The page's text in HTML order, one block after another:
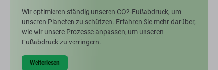
Wir optimieren ständig unseren CO2-Fußabdruck, um
unseren Planeten zu schützen. Erfahren Sie mehr darüber,
wie wir unsere Prozesse anpassen, um unseren
Fußabdruck zu verringern.
Weiterlesen